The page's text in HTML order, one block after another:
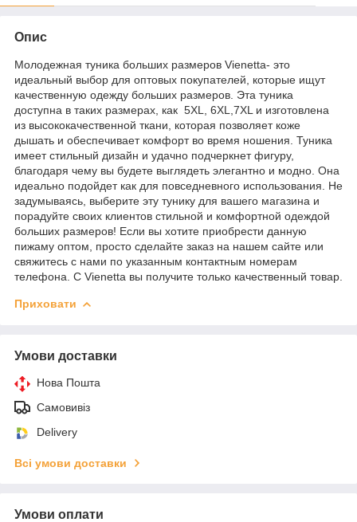
Опис
Молодежная туника больших размеров Vienetta- это
идеальный выбор для оптовых покупателей, которые ищут
качественную одежду больших размеров. Эта туника
доступна в таких размерах, как 5XL, 6XL,7XL и изготовлена
из высококачественной ткани, которая позволяет коже
дышать и обеспечивает комфорт во время ношения. Туника
имеет стильный дизайн и удачно подчеркнет фигуру,
благодаря чему вы будете выглядеть элегантно и модно. Она
идеально подойдет как для повседневного использования. Не
задумываясь, выберите эту тунику для вашего магазина и
порадуйте своих клиентов стильной и комфортной одеждой
больших размеров! Если вы хотите приобрести данную
пижаму оптом, просто сделайте заказ на нашем сайте или
свяжитесь с нами по указанным контактным номерам
телефона. С Vienetta вы получите только качественный товар.
Приховати
Умови доставки
Нова Пошта
Самовивіз
Delivery
Всі умови доставки
Умови оплати